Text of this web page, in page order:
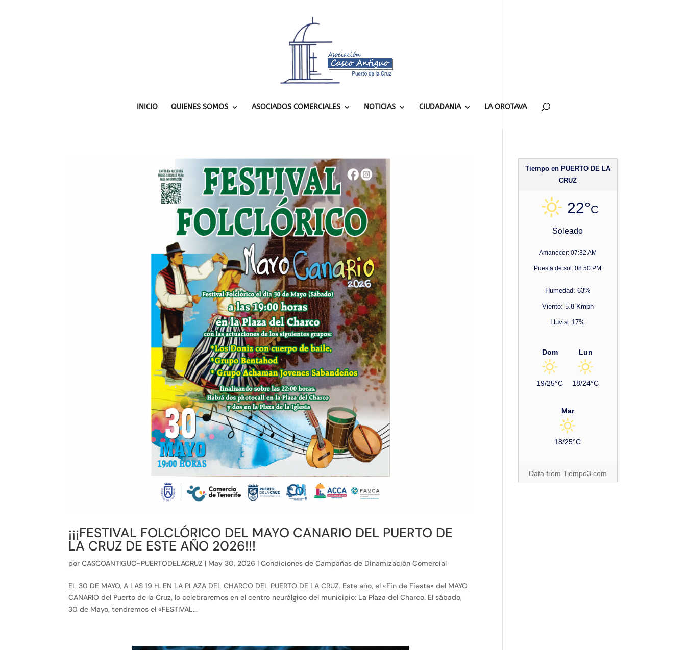
INICIO QUIENES SOMOS ASOCIADOS COMERCIALES NOTICIAS CIUDADANIA LA OROTAVA
¡¡¡FESTIVAL FOLCLÓRICO DEL MAYO CANARIO DEL PUERTO DE
LA CRUZ DE ESTE AÑO 2026!!!
porCASCOANTIGUO-PUERTODELACRUZ | May 30, 2026 |Condiciones de Campañas de Dinamización Comercial
EL 30 DE MAYO, A LAS 19 H. EN LA PLAZA DEL CHARCO DEL PUERTO DE LA CRUZ. Este año, el «Fin de Fiesta» del MAYO
CANARIO del Puerto de la Cruz, lo celebraremos en el centro neurálgico del municipio: La Plaza del Charco. El sábado,
30 de Mayo, tendremos el «FESTIVAL...
Tiempo en PUERTO DE LA
CRUZ
22°C
Soleado
Amanecer: 07:32 AM
Puesta de sol: 08:50 PM
Humedad: 63%
Viento: 5.8 Kmph
Lluvia: 17%
Dom
19/25°C
Lun
18/24°C
Mar
18/25°C
Data from Tiempo3.com